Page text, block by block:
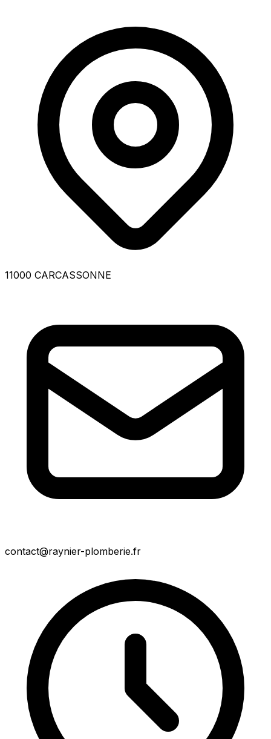
11000 CARCASSONNE
contact@raynier-plomberie.fr